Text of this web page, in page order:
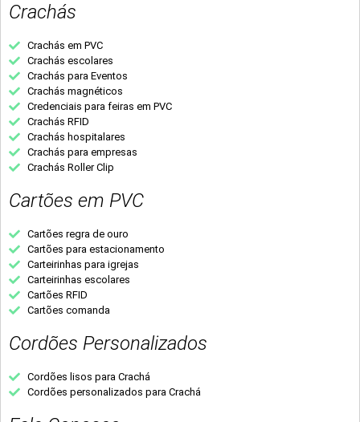
Crachás
Crachás em PVC
Crachás escolares
Crachás para Eventos
Crachás magnéticos
Credenciais para feiras em PVC
Crachás RFID
Crachás hospitalares
Crachás para empresas
Crachás Roller Clip
Cartões em PVC
Cartões regra de ouro
Cartões para estacionamento
Carteirinhas para igrejas
Carteirinhas escolares
Cartões RFID
Cartões comanda
Cordões Personalizados
Cordões lisos para Crachá
Cordões personalizados para Crachá